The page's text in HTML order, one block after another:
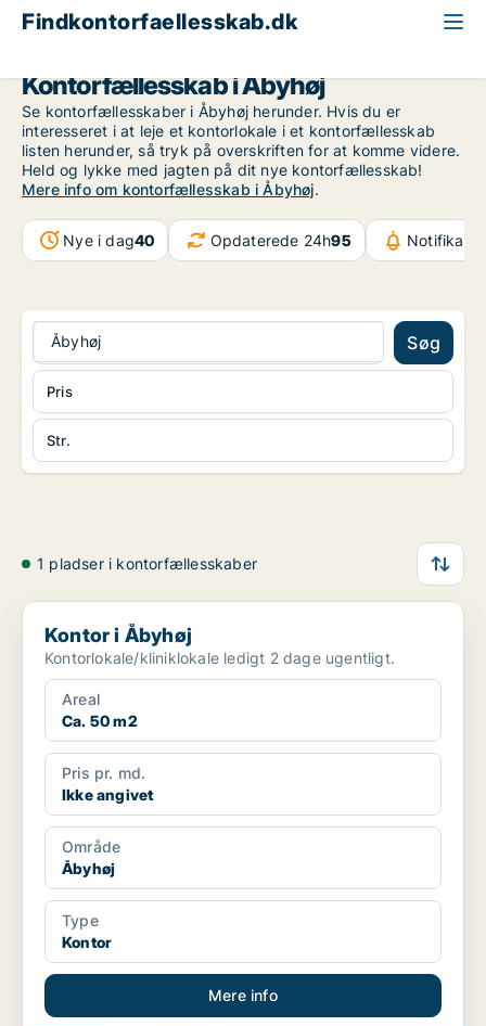
Findkontorfaellesskab.dk
Kontorfællesskab i Åbyhøj
Se kontorfællesskaber i Åbyhøj herunder. Hvis du er
interesseret i at leje et kontorlokale i et kontorfællesskab
listen herunder, så tryk på overskriften for at komme videre.
Held og lykke med jagten på dit nye kontorfællesskab!
Mere info om kontorfællesskab i Åbyhøj.
Nye i dag40 Opdaterede 24h95
Åbyhøj Søg
Str.
Pris
1 pladser i kontorfællesskaber
Kontor i Åbyhøj
Kontor i Åbyhøj
Kontorlokale/kliniklokale ledigt 2 dage ugentligt.
Areal
Ca. 50 m2
Pris pr. md.
Ikke angivet
Område
Åbyhøj
Type
Kontor
Mere info